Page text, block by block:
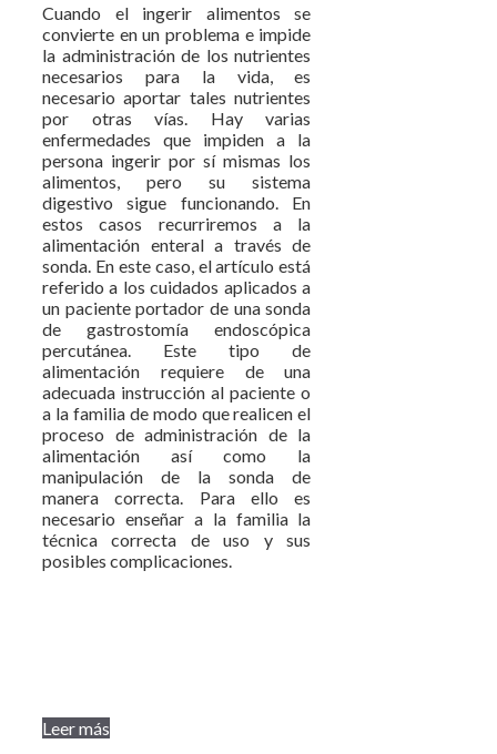
Cuando el ingerir alimentos se
convierte en un problema e impide
la administración de los nutrientes
necesarios para la vida, es
necesario aportar tales nutrientes
por otras vías. Hay varias
enfermedades que impiden a la
persona ingerir por sí mismas los
alimentos, pero su sistema
digestivo sigue funcionando. En
estos casos recurriremos a la
alimentación enteral a través de
sonda. En este caso, el artículo está
referido a los cuidados aplicados a
un paciente portador de una sonda
de gastrostomía endoscópica
percutánea. Este tipo de
alimentación requiere de una
adecuada instrucción al paciente o
a la familia de modo que realicen el
proceso de administración de la
alimentación así como la
manipulación de la sonda de
manera correcta. Para ello es
necesario enseñar a la familia la
técnica correcta de uso y sus
posibles complicaciones.
Leer más